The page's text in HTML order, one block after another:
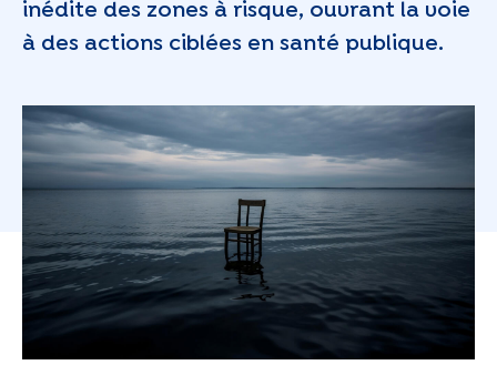
inédite des zones à risque, ouvrant la voie
à des actions ciblées en santé publique.